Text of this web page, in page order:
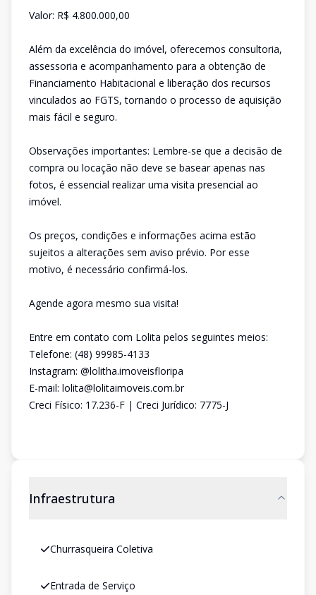
Valor: R$ 4.800.000,00
Além da excelência do imóvel, oferecemos consultoria,
assessoria e acompanhamento para a obtenção de
Financiamento Habitacional e liberação dos recursos
vinculados ao FGTS, tornando o processo de aquisição
mais fácil e seguro.
Observações importantes: Lembre-se que a decisão de
compra ou locação não deve se basear apenas nas
fotos, é essencial realizar uma visita presencial ao
imóvel.
Os preços, condições e informações acima estão
sujeitos a alterações sem aviso prévio. Por esse
motivo, é necessário confirmá-los.
Agende agora mesmo sua visita!
Entre em contato com Lolita pelos seguintes meios:
Telefone: (48) 99985-4133
Instagram: @lolitha.imoveisfloripa
E-mail: lolita@lolitaimoveis.com.br
Creci Físico: 17.236-F | Creci Jurídico: 7775-J
Infraestrutura
Churrasqueira Coletiva
Entrada de Serviço